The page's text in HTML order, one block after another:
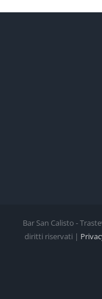
Bar San Calisto -
diritti riservati |